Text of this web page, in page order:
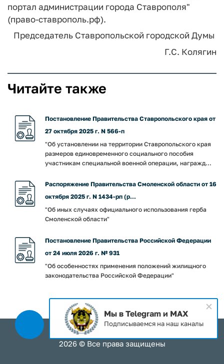
портал администрации города Ставрополя"
(право-ставрополь.рф).
Председатель Ставропольской городской Думы
Г.С. Колягин
Читайте также
Постановление Правительства Ставропольского края от
27 октября 2025 г. N 566-п
"Об установлении на территории Ставропольского края
размеров единовременного социального пособия
участникам специальной военной операции, награжд...
Распоряжение Правительства Смоленской области от 16
октября 2025 г. N 1434-рп (р...
"Об иных случаях официального использования герба
Смоленской области"
Постановление Правительства Российской Федерации
от 24 июля 2026 г. № 931
"Об особенностях применения положений жилищного
законодательства Российской Федерации"
2026 © Все права защищены
Мы в Telegram и MAX
Подписываемся на наш каналы